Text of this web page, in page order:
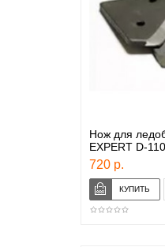
Нож для
EXPERT D-
720 р.